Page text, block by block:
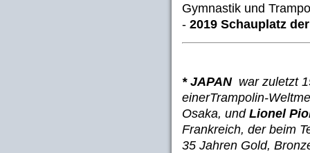
Gymnastik und
- 2019 Schauplatz
* JAPANwar zuletzt
einerTrampolin-
Osaka, und Lionel
Frankreich, der beim
35 Jahren Gold,